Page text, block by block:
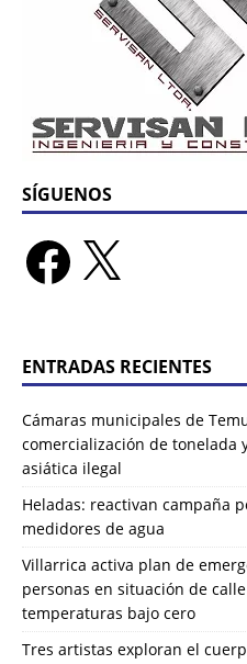
SÍGUENOS
ENTRADAS RECIENTES
Cámaras municipales de
comercialización de tonelada
asiática ilegal
Heladas: reactivan campaña
medidores de agua
Villarrica activa plan de
personas en situación de
temperaturas bajo cero
Tres artistas exploran el